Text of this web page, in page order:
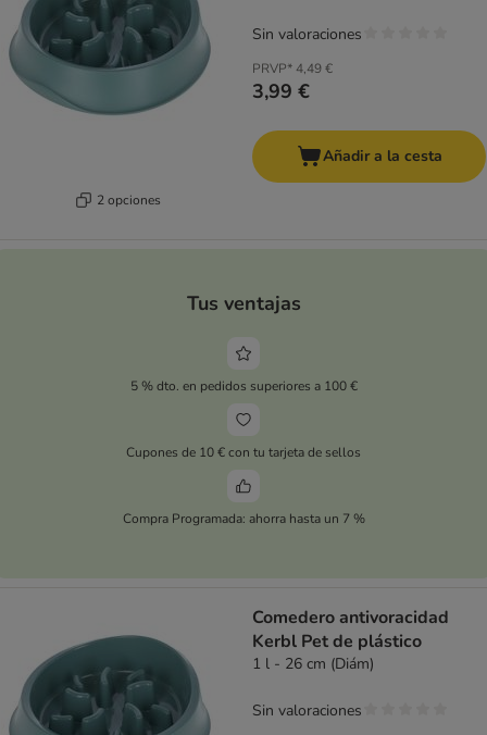
2 opciones
PRVP*4,49 €
3,99 €
Sin valoraciones
Añadir a la cesta
Tus ventajas
5 % dto. en pedidos superiores a 100 €
Cupones de 10 € con tu tarjeta de sellos
Compra Programada: ahorra hasta un 7 %
Comedero antivoracidad
Kerbl Pet de plástico
1 l - 26 cm (Diám)
Sin valoraciones